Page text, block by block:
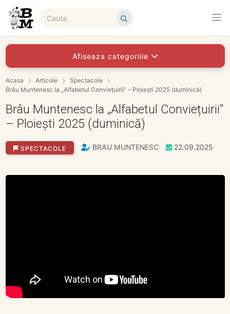
Afiseaza categoriile
Acasa Articole
Spectacole
Brâu Muntenesc la „Alfabetul Conviețuirii” – Ploiești 2025 (duminică)
Brâu Muntenesc la „Alfabetul Conviețuirii”
– Ploiești 2025 (duminică)
SPECTACOLE BRAU MUNTENESC 22.09.2025